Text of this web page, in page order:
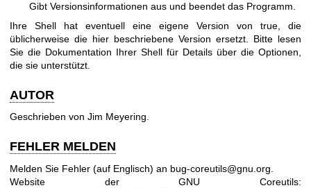
Gibt Versionsinformationen aus und beendet das Programm.
Ihre Shell hat eventuell eine eigene Version von true, die
üblicherweise die hier beschriebene Version ersetzt. Bitte lesen
Sie die Dokumentation Ihrer Shell für Details über die Optionen,
die sie unterstützt.
AUTOR
Geschrieben von Jim Meyering.
FEHLER MELDEN
Melden Sie Fehler (auf Englisch) an bug-coreutils@gnu.org
Website der GNU Coreutils: